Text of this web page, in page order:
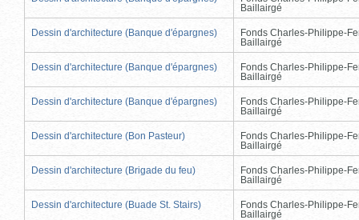
Baillairgé
Dessin d'architecture (Banque d'épargnes)
Fonds Charles-Philippe-
Baillairgé
Dessin d'architecture (Banque d'épargnes)
Fonds Charles-Philippe-
Baillairgé
Dessin d'architecture (Banque d'épargnes)
Fonds Charles-Philippe-
Baillairgé
Dessin d'architecture (Bon Pasteur)
Fonds Charles-Philippe-
Baillairgé
Dessin d'architecture (Brigade du feu)
Fonds Charles-Philippe-
Baillairgé
Dessin d'architecture (Buade St. Stairs)
Fonds Charles-Philippe-
Baillairgé